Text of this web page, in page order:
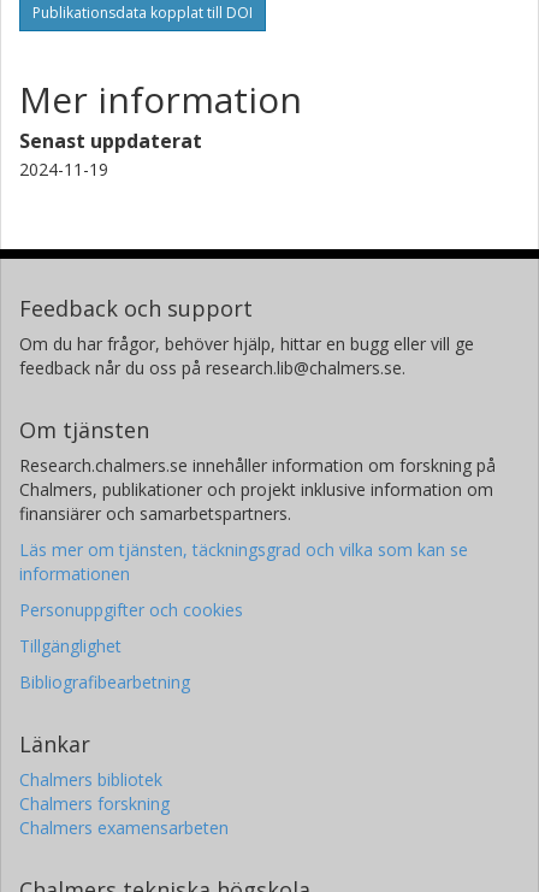
Publikationsdata kopplat till DOI
Mer information
Senast uppdaterat
2024-11-19
Feedback och support
Om du har frågor, behöver hjälp, hittar en bugg eller vill ge
feedback når du oss på research.lib@chalmers.se.
Om tjänsten
Research.chalmers.se innehåller information om forskning på
Chalmers, publikationer och projekt inklusive information om
finansiärer och samarbetspartners.
Läs mer om tjänsten, täckningsgrad och vilka som kan se
informationen
Personuppgifter och cookies
Tillgänglighet
Bibliografibearbetning
Länkar
Chalmers bibliotek
Chalmers forskning
Chalmers examensarbeten